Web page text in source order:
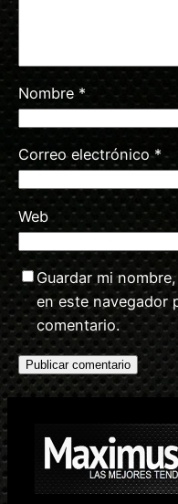
Nombre *
Correo electrónico*
Web
Guardar mi
en este navegador
comentario.